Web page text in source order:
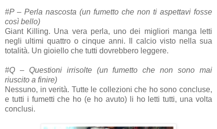
#P – Perla nascosta (un fumetto che non ti aspettavi fosse
così bello)
Giant Killing. Una vera perla, uno dei migliori manga letti
negli ultimi quattro o cinque anni. Il calcio visto nella sua
totalità. Un gioiello che tutti dovrebbero leggere.
#Q – Questioni irrisolte (un fumetto che non sono mai
riuscito a finire)
Nessuno, in verità. Tutte le collezioni che ho sono concluse,
e tutti i fumetti che ho (e ho avuto) li ho letti tutti, una volta
conclusi.